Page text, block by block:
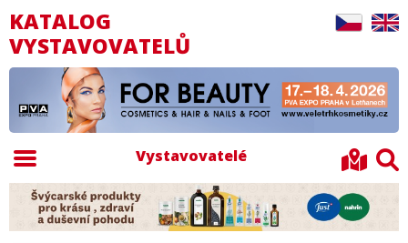
KATALOG
VYSTAVOVATELŮ
Vystavovatelé